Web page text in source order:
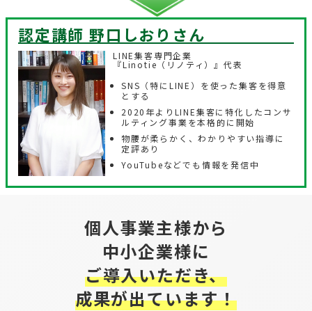
認定講師 野口しおり さん
LINE集客専門企業
『Linotie（リノティ）』代表
SNS（特にLINE）を使った集客を得意
とする
2020年よりLINE集客に特化したコンサ
ルティング事業を本格的に開始
物腰が柔らかく、わかりやすい指導に
定評あり
YouTubeなどでも情報を発信中
個人事業主様から
中小企業様に
ご導入いただき、
成果が出ています！